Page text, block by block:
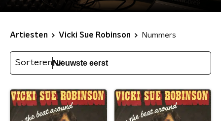
Artiesten Vicki Sue Robinson Nummers
Sorteren